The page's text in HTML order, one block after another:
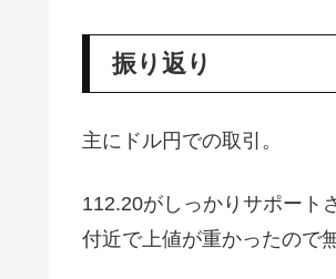
振り返り
主にドル円での取引。
112.20がしっかりサポート
付近で上値が重かったので